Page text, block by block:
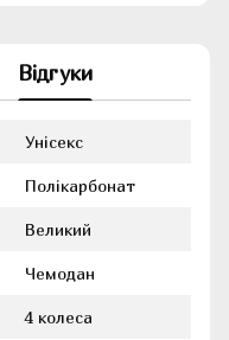
Відгуки
Унісекс
Полікарбонат
Великий
Чемодан
4 колеса